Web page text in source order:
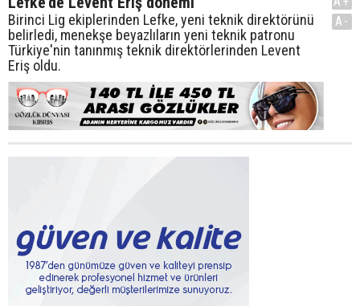
Birinci Lig ekiplerinden Lefke, yeni teknik direktörünü
belirledi, menekşe beyazlıların yeni teknik patronu
Türkiye'nin tanınmış teknik direktörlerinden Levent
Eriş oldu.
A-